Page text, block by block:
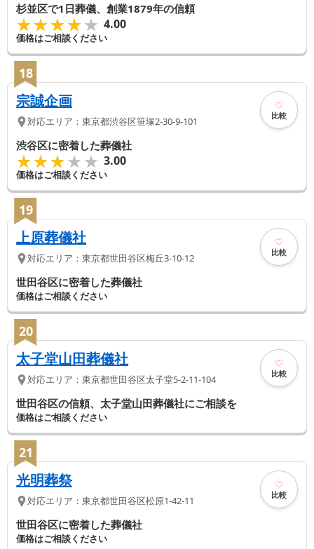
杉並区で1日葬儀、創業1879年の信頼
★★★★★
★★★★★ 4.00
価格はご相談ください
18
宗誠企画
対応エリア： 東京都渋谷区笹塚2-30-9-101 比較
渋谷区に密着した葬儀社
★★★★★
★★★★★ 3.00
価格はご相談ください
19
上原葬儀社
対応エリア： 東京都世田谷区梅丘3-10-12 比較
世田谷区に密着した葬儀社
価格はご相談ください
20
太子堂山田葬儀社
対応エリア： 東京都世田谷区太子堂5-2-11-104 比較
世田谷区の信頼、太子堂山田葬儀社にご相談を
価格はご相談ください
21
光明葬祭
対応エリア： 東京都世田谷区松原1-42-11 比較
世田谷区に密着した葬儀社
価格はご相談ください